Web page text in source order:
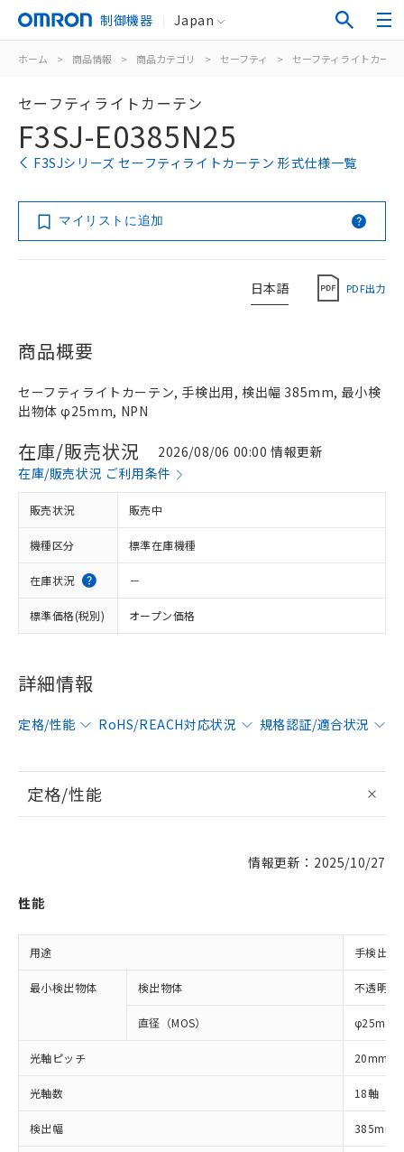
制御機器 Japan
ホーム > 商品情報 > 商品カテゴリ > セーフティ > セーフティライトカー
セーフティライトカーテン
F3SJ-E0385N25
F3SJシリーズ セーフティライトカーテン 形式仕様一覧
マイリストに追加
日本語 PDF出力
商品概要
セーフティライトカーテン, 手検出用, 検出幅 385mm, 最小検
出物体 φ25mm, NPN
在庫/販売状況
2026/08/06 00:00 情報更新
在庫/販売状況 ご利用条件
販売状況 販売中
機種区分 標準在庫機種
在庫状況 －
標準価格(税別) オープン価格
詳細情報
定格/性能 RoHS/REACH対応状況 規格認証/適合状況
定格/性能
情報更新：2025/10/27
性能
用途 手検出用
最小検出物体 検出物体 不透明体
直径（MOS） φ25mm
光軸ピッチ 20mm
光軸数 18軸
検出幅 385mm